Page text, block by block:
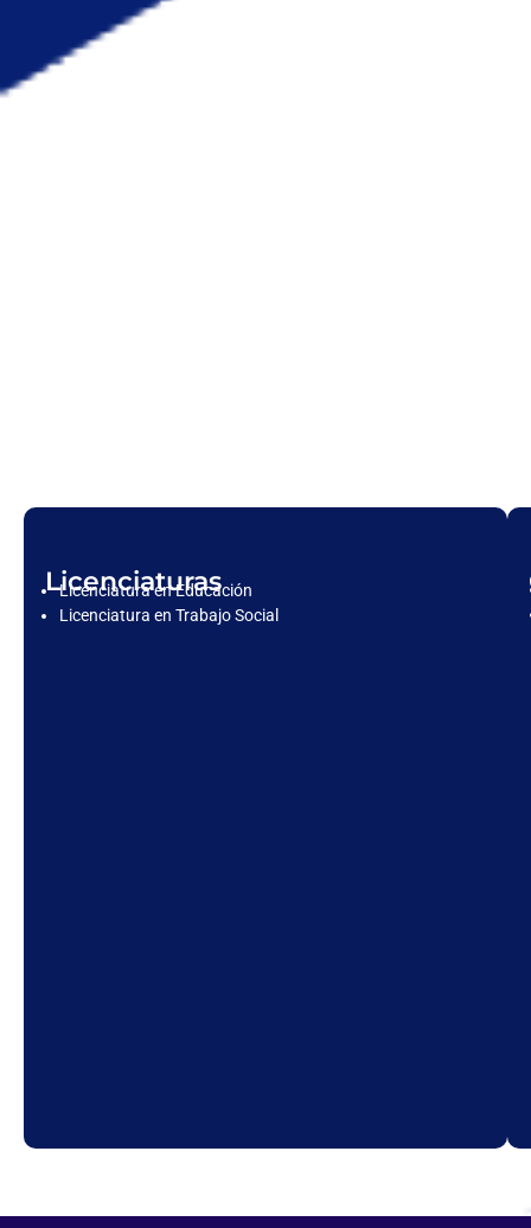
Licenciaturas
Licenciatura en Educación
Licenciatura en Trabajo Social